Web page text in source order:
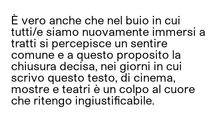
È vero anche che nel buio in cui
tutti/e siamo nuovamente immersi a
tratti si percepisce un sentire
comune e a questo proposito la
chiusura decisa, nei giorni in cui
scrivo questo testo, di cinema,
mostre e teatri è un colpo al cuore
che ritengo ingiustificabile.